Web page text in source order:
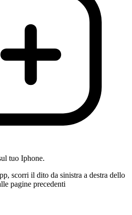
tuo Iphone.
scorri il dito da sinistra a destra dello
pagine precedenti